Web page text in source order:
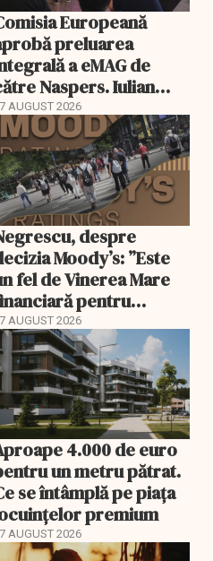
Europeană
preluarea
a eMAG de
Naspers. Iulian
iese din
acționariat
AUGUST 2026
despre
Moody’s: ”Este
fel de Vinerea Mare
pentru
Miza nu se
în această seară
AUGUST 2026
4.000 de euro
un metru pătrat.
se întâmplă pe piața
premium
AUGUST 2026